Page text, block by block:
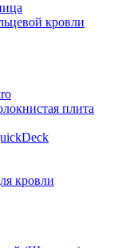
кровли
плита
кровли